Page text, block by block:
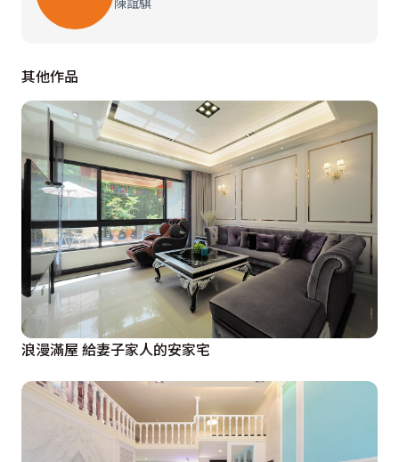
其他作品
浪漫滿屋 給妻子家人的安家宅